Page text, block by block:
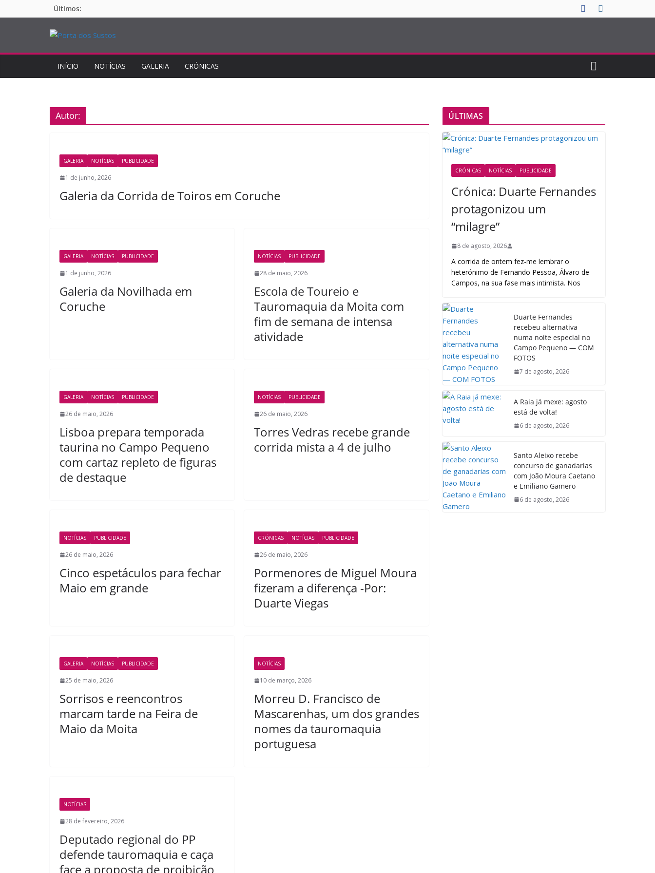
para
Últimos:
INÍCIO NOTÍCIAS GALERIA CRÓNICAS
Autor:
GALERIA NOTÍCIAS PUBLICIDADE
1 de junho, 2026
Galeria da Corrida de Toiros em Coruche
GALERIA NOTÍCIAS PUBLICIDADE
1 de junho, 2026
Galeria da Novilhada em
Coruche
NOTÍCIAS PUBLICIDADE
28 de maio, 2026
Escola de Toureio e
Tauromaquia da Moita com
fim de semana de intensa
atividade
GALERIA NOTÍCIAS PUBLICIDADE
26 de maio, 2026
Lisboa prepara temporada
taurina no Campo Pequeno
com cartaz repleto de figuras
de destaque
NOTÍCIAS PUBLICIDADE
26 de maio, 2026
Torres Vedras recebe grande
corrida mista a 4 de julho
NOTÍCIAS PUBLICIDADE
26 de maio, 2026
Cinco espetáculos para fechar
Maio em grande
CRÓNICAS NOTÍCIAS PUBLICIDADE
26 de maio, 2026
Pormenores de Miguel Moura
fizeram a diferença -Por:
Duarte Viegas
GALERIA NOTÍCIAS PUBLICIDADE
25 de maio, 2026
Sorrisos e reencontros
marcam tarde na Feira de
Maio da Moita
NOTÍCIAS
10 de março, 2026
Morreu D. Francisco de
Mascarenhas, um dos grandes
nomes da tauromaquia
portuguesa
NOTÍCIAS
28 de fevereiro, 2026
Deputado regional do PP
defende tauromaquia e caça
face a proposta de proibição
ÚLTIMAS
CRÓNICAS NOTÍCIAS PUBLICIDADE
Crónica: Duarte Fernandes
protagonizou um
“milagre”
8 de agosto, 2026
A corrida de ontem fez-me lembrar o
heterónimo de Fernando Pessoa, Álvaro de
Campos, na sua fase mais intimista. Nos
Duarte Fernandes
recebeu alternativa
numa noite especial no
Campo Pequeno — COM
FOTOS
7 de agosto, 2026
A Raia já mexe: agosto
está de volta!
6 de agosto, 2026
Santo Aleixo recebe
concurso de ganadarias
com João Moura Caetano
e Emiliano Gamero
6 de agosto, 2026